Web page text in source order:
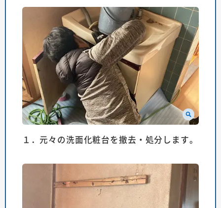
１．元々の洗面化粧台を撤去・処分します。